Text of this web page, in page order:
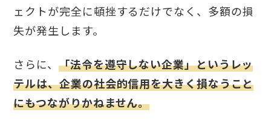
ェクトが完全に頓挫するだけでなく、多額の損
失が発生します。
さらに、「法令を遵守しない企業」というレッ
テルは、企業の社会的信用を大きく損なうこと
にもつながりかねません。